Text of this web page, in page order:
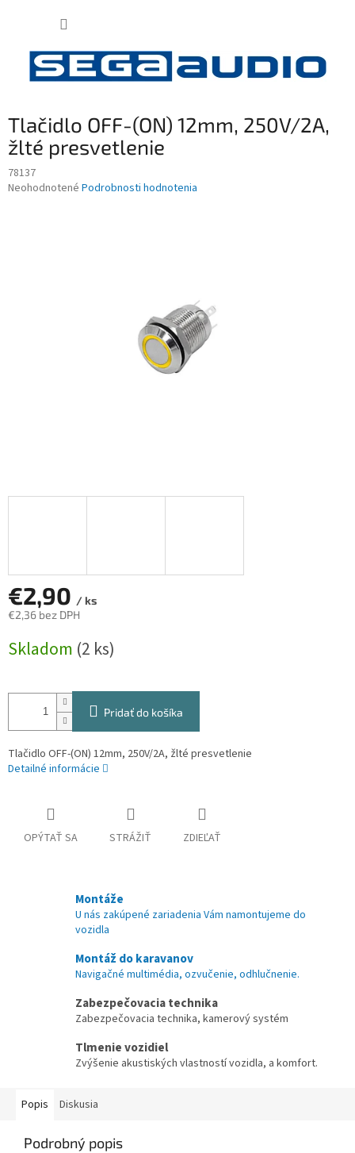
Tlačidlo OFF-(ON) 12mm, 250V/2A,
žlté presvetlenie
78137
Priemerné
Neohodnotené Podrobnosti hodnotenia
€2,90 / ks
€2,36 bez DPH
cena:
Skladom (2 ks)
Pridať do košíka
Tlačidlo OFF-(ON) 12mm, 250V/2A, žlté presvetlenie
Detailné informácie
OPÝTAŤ SA STRÁŽIŤ ZDIEĽAŤ
Montáže
U nás zakúpené zariadenia Vám namontujeme do
vozidla
Montáž do karavanov
Navigačné multimédia, ozvučenie, odhlučnenie.
Zabezpečovacia technika
Zabezpečovacia technika, kamerový systém
Tlmenie vozidiel
Zvýšenie akustiských vlastností vozidla, a komfort.
Popis Diskusia
Podrobný popis